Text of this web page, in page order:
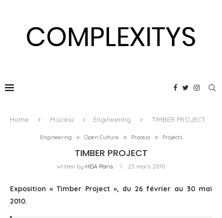
Home Process Engineering TIMBER PROJECT
Engineering Open Culture Process Projects
TIMBER PROJECT
written by HDA Paris 25 mars 2010
Exposition « Timber Project », du 26 février au 30 mai
2010.